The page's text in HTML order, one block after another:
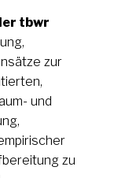
tbwr
zur
und
zu